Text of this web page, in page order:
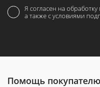
Я согласен на
а также с условиями
Помощь покупателю